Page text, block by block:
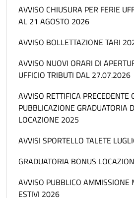
AVVISO CHIUSURA PER FERIE
AL 21 AGOSTO 2026
AVVISO BOLLETTAZIONE TARI
AVVISO NUOVI ORARI DI
UFFICIO TRIBUTI DAL 27.07.2026
AVVISO RETTIFICA PRECEDENTE
PUBBLICAZIONE GRADUATORIA
LOCAZIONE 2025
AVVISI SPORTELLO TALETE
GRADUATORIA BONUS
AVVISO PUBBLICO AMMISSIONE
ESTIVI 2026